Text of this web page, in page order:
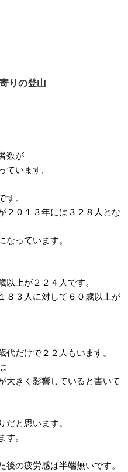
りの登山
数が
います。
。
２０１３年には３２８人とな
っています。
上が２２４人です。
８３人に対して６０歳以上が
だけで２２人もいます。
大きく影響していると書いて
と思います。
。
の疲労感は半端無いです。